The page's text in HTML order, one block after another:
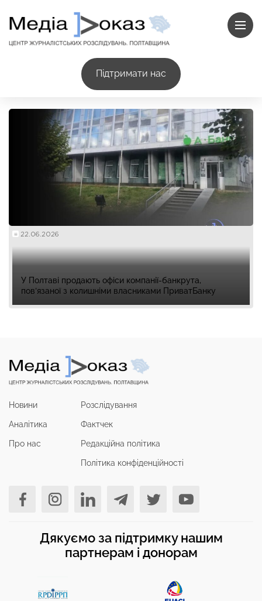
Підтримати нас
22.06.2026
У Полтаві продають офіси компанії-банкрута,
пов’язаної з колишніми власниками ПриватБанку
Новини
Аналітика
Про нас
Розслідування
Фактчек
Редакційна політика
Політика конфіденційності
Дякуємо за підтримку нашим
партнерам і донорам